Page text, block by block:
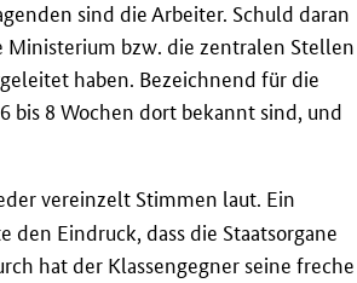
sind die Arbeiter. Schuld daran
Ministerium bzw. die zentralen Stellen
haben. Bezeichnend für die
bis 8 Wochen dort bekannt sind, und
vereinzelt Stimmen laut. Ein
Eindruck, dass die Staatsorgane
hat der Klassengegner seine freche